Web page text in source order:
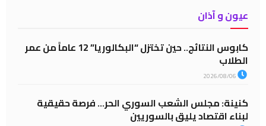
عيون و آذان
كابوس النتائج.. حين تختزل “البكالوريا” 12 عاماً من عمر
الطلاب
كنينة: مجلس الشعب السوري الحر… فرصة حقيقية
لبناء اقتصاد يليق بالسوريين